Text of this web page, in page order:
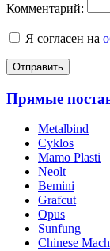
Комментарий:
Я согласен на
Отправить
Прямые
Metalbind
Cyklos
Mamo Plasti
Neolt
Bemini
Grafcut
Opus
Sunfung
Chinese